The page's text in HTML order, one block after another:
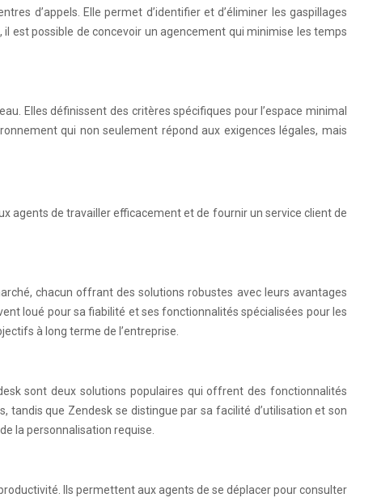
d’appels. Elle permet d’identifier et d’éliminer les gaspillages
est possible de concevoir un agencement qui minimise les temps
Elles définissent des critères spécifiques pour l’espace minimal
qui non seulement répond aux exigences légales, mais
agents de travailler efficacement et de fournir un service client de
chacun offrant des solutions robustes avec leurs avantages
loué pour sa fiabilité et ses fonctionnalités spécialisées pour les
à long terme de l’entreprise.
sont deux solutions populaires qui offrent des fonctionnalités
tandis que Zendesk se distingue par sa facilité d’utilisation et son
la personnalisation requise.
Ils permettent aux agents de se déplacer pour consulter